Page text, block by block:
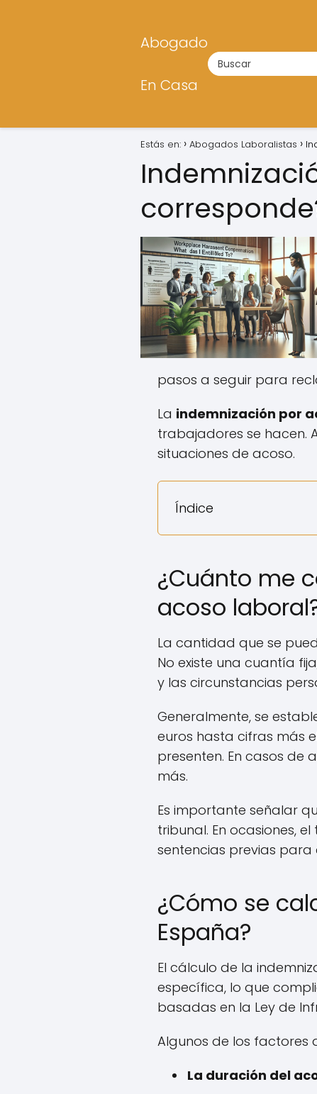
Abogado
En Casa
Estás en: Abogados Laboralistas
pasos a seguir para
La indemnización por
trabajadores se hacen.
situaciones de acoso.
Índice
¿Cuánto me
acoso
La cantidad que se
No existe una cuantía
y las circunstancias
Generalmente, se
euros hasta cifras más
presenten. En casos de
más.
Es importante señalar
tribunal. En ocasiones,
sentencias previas
¿Cómo se
España?
El cálculo de la
específica, lo que
basadas en la Ley de
Algunos de los factores
La duración del